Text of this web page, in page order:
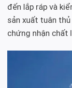
đến lắp ráp và
sản xuất tuân
chứng nhận chất